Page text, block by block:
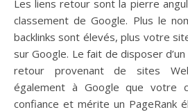
Les liens retour sont la pierre angulaire de l’algorithme de
classement de Google. Plus le
backlinks sont élevés, plus votre
sur Google. Le fait de disposer
retour provenant de sites
également à Google que votre
confiance et mérite un PageRank